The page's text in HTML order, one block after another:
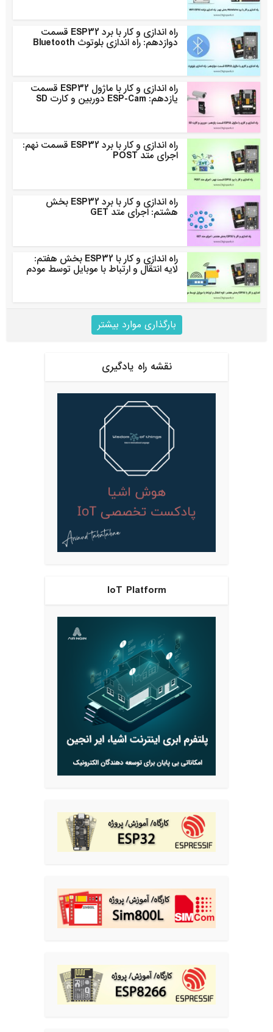
راه اندازی و کار با برد ESP32 قسمت
دوازدهم: راه اندازی بلوتوث Bluetooth
راه اندازی و کار با ماژول ESP32 قسمت
یازدهم: ESP-Cam دوربین و کارت SD
راه اندازی و کار با برد ESP32 قسمت نهم:
اجرای متد POST
راه اندازی و کار با برد ESP32 بخش
هشتم: اجرای متد GET
راه اندازی و کار با ESP32 بخش هفتم:
لایه انتقال و ارتباط با موبایل توسط مودم
بارگذاری موارد بیشتر
نقشه راه یادگیری
IoT Platform